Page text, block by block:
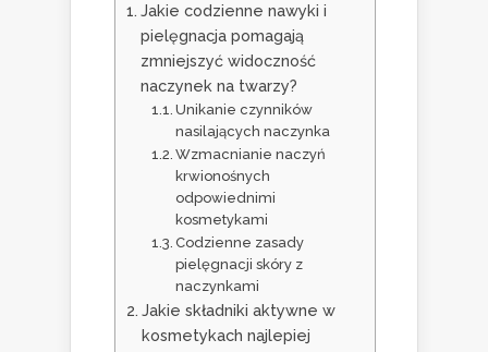
Jakie codzienne nawyki i
pielęgnacja pomagają
zmniejszyć widoczność
naczynek na twarzy?
Unikanie czynników
nasilających naczynka
Wzmacnianie naczyń
krwionośnych
odpowiednimi
kosmetykami
Codzienne zasady
pielęgnacji skóry z
naczynkami
Jakie składniki aktywne w
kosmetykach najlepiej